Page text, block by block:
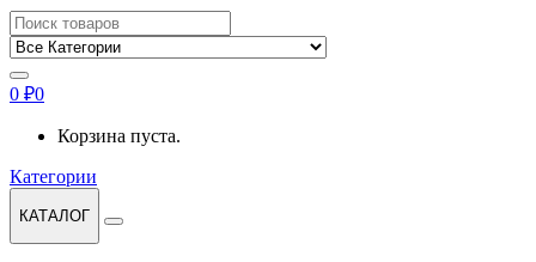
Найти:
0 ₽0
Корзина пуста.
Категории
КАТАЛОГ